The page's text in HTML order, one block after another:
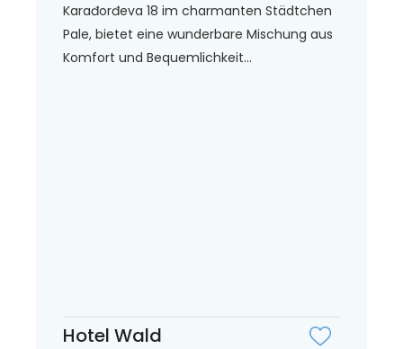
Karađorđeva 18 im charmanten Städtchen
Pale, bietet eine wunderbare Mischung aus
Komfort und Bequemlichkeit...
Hotel Wald